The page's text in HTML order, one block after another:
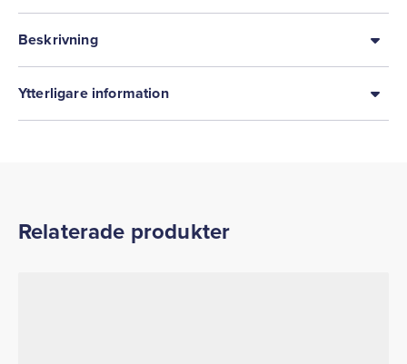
Beskrivning
Ytterligare information
Relaterade produkter